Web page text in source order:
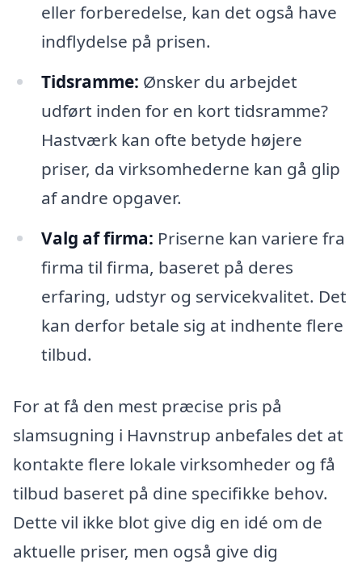
eller forberedelse, kan det også have
indflydelse på prisen.
Tidsramme: Ønsker du arbejdet
udført inden for en kort tidsramme?
Hastværk kan ofte betyde højere
priser, da virksomhederne kan gå glip
af andre opgaver.
Valg af firma: Priserne kan variere fra
firma til firma, baseret på deres
erfaring, udstyr og servicekvalitet. Det
kan derfor betale sig at indhente flere
tilbud.
For at få den mest præcise pris på
slamsugning i Havnstrup anbefales det at
kontakte flere lokale virksomheder og få
tilbud baseret på dine specifikke behov.
Dette vil ikke blot give dig en idé om de
aktuelle priser, men også give dig